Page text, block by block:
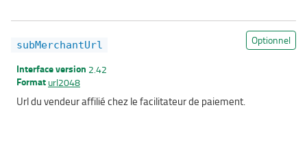
subMerchantUrl Optionnel
Interface version 2.42
Format url2048
Url du vendeur affilié chez le facilitateur de paiement.